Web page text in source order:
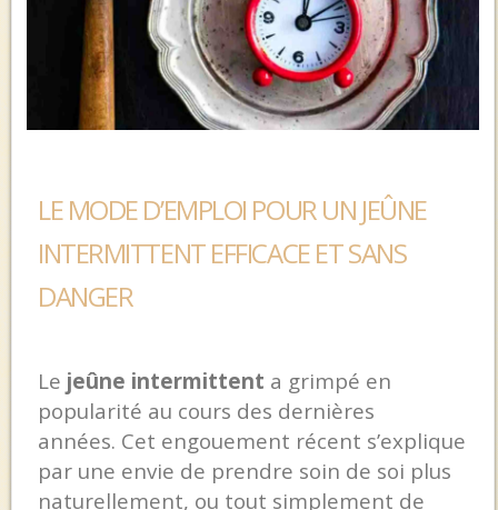
LE MODE D’EMPLOI POUR UN JEÛNE
INTERMITTENT EFFICACE ET SANS
DANGER
Le jeûne intermittent a grimpé en
popularité au cours des dernières
années. Cet engouement récent s’explique
par une envie de prendre soin de soi plus
naturellement, ou tout simplement de